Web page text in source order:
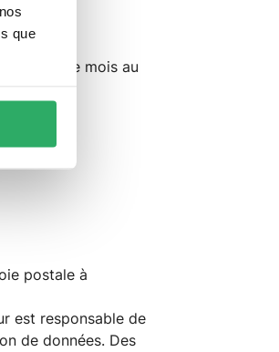
que
quatre mois au
postale à
est responsable de
de données. Des